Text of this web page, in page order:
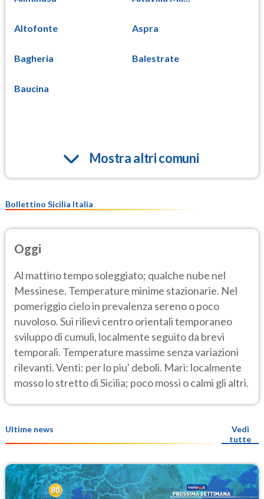
Altofonte Aspra
Bagheria Balestrate
Baucina
Mostra altri comuni
Bollettino Sicilia Italia
Oggi
Al mattino tempo soleggiato; qualche nube nel
Messinese. Temperature minime stazionarie. Nel
pomeriggio cielo in prevalenza sereno o poco
nuvoloso. Sui rilievi centro orientali temporaneo
sviluppo di cumuli, localmente seguito da brevi
temporali. Temperature massime senza variazioni
rilevanti. Venti: per lo piu' deboli. Mari: localmente
mosso lo stretto di Sicilia; poco mossi o calmi gli altri.
Ultime news
Vedi
tutte